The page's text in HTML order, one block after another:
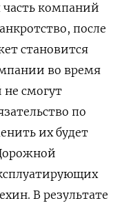
часть компаний
после
становится
во время
не смогут
по
их будет
В результате